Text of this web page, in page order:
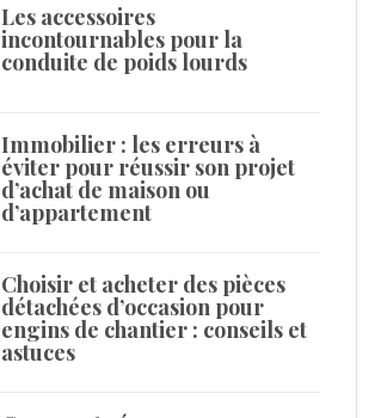
Les accessoires
incontournables pour la
conduite de poids lourds
Immobilier : les erreurs à
éviter pour réussir son projet
d’achat de maison ou
d’appartement
Choisir et acheter des pièces
détachées d’occasion pour
engins de chantier : conseils et
astuces